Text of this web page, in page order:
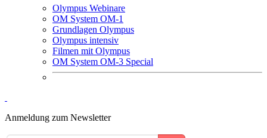
Olympus Webinare
OM System OM-1
Grundlagen Olympus
Olympus intensiv
Filmen mit Olympus
OM System OM-3 Special
Anmeldung zum Newsletter